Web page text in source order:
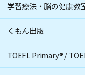
学習療法・脳の健康教
くもん出版
TOEFL Primary® /